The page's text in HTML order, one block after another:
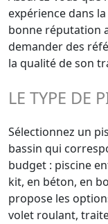
expérience dans
bonne réputation
demander des
la qualité de son
LE TYPE DE
Sélectionnez un
bassin qui
budget : piscine
kit, en béton, en
propose les
volet roulant,